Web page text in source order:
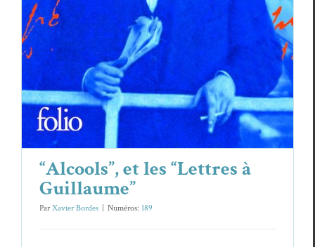
“Alcools”, et les “Lettres à
Guillaume”
ParXavier Bordes Numéros: 189